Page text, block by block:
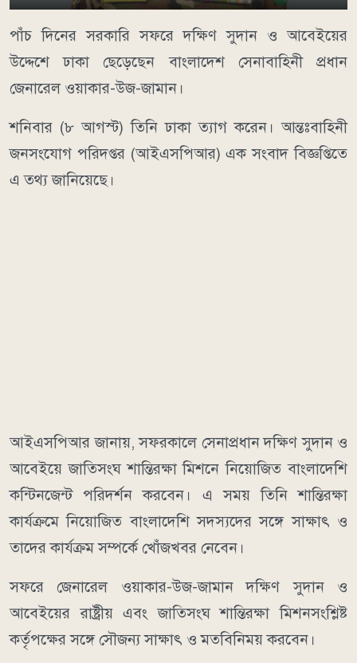
পাঁচ দিনের সরকারি সফরে দক্ষিণ সুদান ও আবেইয়ের
উদ্দেশে ঢাকা ছেড়েছেন বাংলাদেশ সেনাবাহিনী প্রধান
জেনারেল ওয়াকার-উজ-জামান।
শনিবার (৮ আগস্ট) তিনি ঢাকা ত্যাগ করেন। আন্তঃবাহিনী
জনসংযোগ পরিদপ্তর (আইএসপিআর) এক সংবাদ বিজ্ঞপ্তিতে
এ তথ্য জানিয়েছে।
আইএসপিআর জানায়, সফরকালে সেনাপ্রধান দক্ষিণ সুদান ও
আবেইয়ে জাতিসংঘ শান্তিরক্ষা মিশনে নিয়োজিত বাংলাদেশি
কন্টিনজেন্ট পরিদর্শন করবেন। এ সময় তিনি শান্তিরক্ষা
কার্যক্রমে নিয়োজিত বাংলাদেশি সদস্যদের সঙ্গে সাক্ষাৎ ও
তাদের কার্যক্রম সম্পর্কে খোঁজখবর নেবেন।
সফরে জেনারেল ওয়াকার-উজ-জামান দক্ষিণ সুদান ও
আবেইয়ের রাষ্ট্রীয় এবং জাতিসংঘ শান্তিরক্ষা মিশনসংশ্লিষ্ট
কর্তৃপক্ষের সঙ্গে সৌজন্য সাক্ষাৎ ও মতবিনিময় করবেন।